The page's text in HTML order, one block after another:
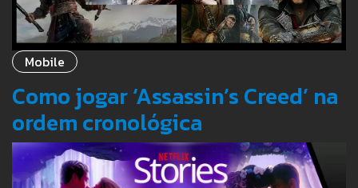
Mobile
Como jogar ‘Assassin’s Creed’ na
ordem cronológica